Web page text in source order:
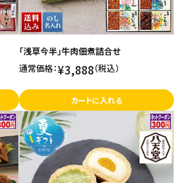
「浅草今半」牛肉佃煮詰合せ
通常価格：¥3,888（税込）
カートに入れる